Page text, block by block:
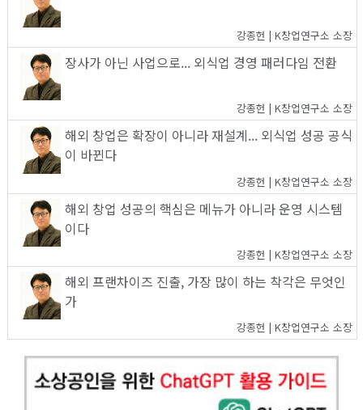
강종헌 | K창업연구소 소장
장사가 아닌 사업으로... 외식업 경영 패러다임 전환
강종헌 | K창업연구소 소장
해외 창업은 확장이 아니라 재설계... 외식업 성공 공식
이 바뀐다
강종헌 | K창업연구소 소장
해외 창업 성공의 핵심은 메뉴가 아니라 운영 시스템
이다
강종헌 | K창업연구소 소장
해외 프랜차이즈 진출, 가장 많이 하는 착각은 무엇인
가
강종헌 | K창업연구소 소장